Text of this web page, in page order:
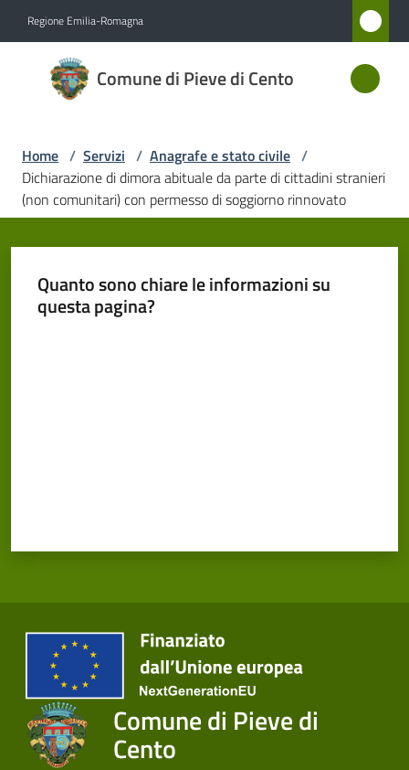
Regione Emilia-Romagna
Comune di Pieve di Cento
Comune
di Pieve
Amministrazione
Novità
Servizi
Menu selezionato
Trasparente
argomenti...
Seguici
su
Home / Servizi / Anagrafe e stato civile /
Dichiarazione di dimora abituale da parte di cittadini stranieri
(non comunitari) con permesso di soggiorno rinnovato
Quanto sono chiare le informazioni su
questa pagina?
Comune di Pieve di
Cento